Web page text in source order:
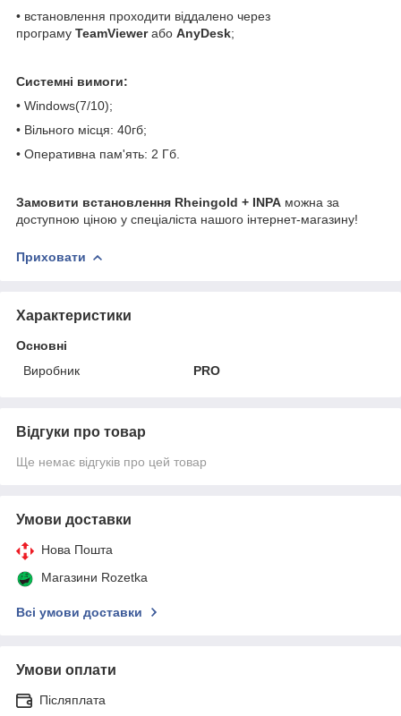
• встановлення проходити віддалено через
програму TeamViewerабо AnyDesk;
Системні вимоги:
• Windows(7/10);
• Вільного місця: 40гб;
• Оперативна пам'ять: 2 Гб.
Замовити встановлення Rheingold + INPA можна за
доступною ціною у спеціаліста нашого інтернет-магазину!
Приховати
Характеристики
Основні
Виробник
PRO
Відгуки про товар
Ще немає відгуків про цей товар
Умови доставки
Нова Пошта
Магазини Rozetka
Всі умови доставки
Умови оплати
Післяплата